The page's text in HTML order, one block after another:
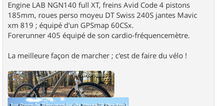
Engine LAB NGN140 full XT, freins Avid Code 4 pistons
185mm, roues perso moyeu DT Swiss 240S jantes Mavic
xm 819 ; équipé d'un GPSmap 60CSx.
Forerunner 405 équipé de son cardio-fréquencemètre.
La meilleure façon de marcher ; c'est de faire du vélo !